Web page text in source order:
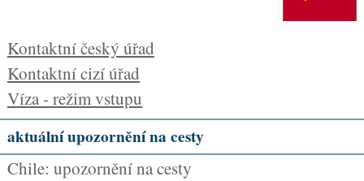
Kontaktní český úřad
Kontaktní cizí úřad
Víza - režim vstupu
aktuální upozornění na cesty
Chile: upozornění na cesty